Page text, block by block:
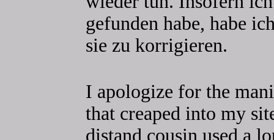
gefunden habe, habe
sie zu korrigieren.
I apologize for the
that creaped into my
distand cousin used a